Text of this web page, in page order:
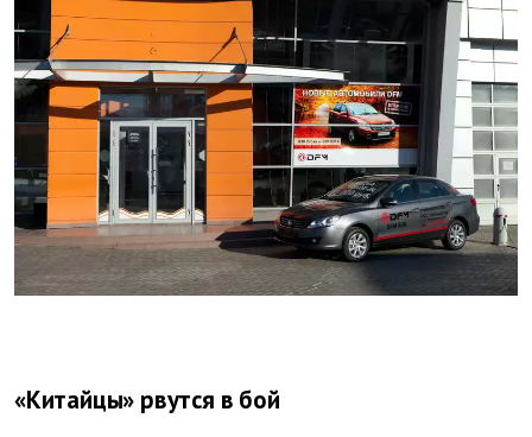
«Китайцы» рвутся в бой